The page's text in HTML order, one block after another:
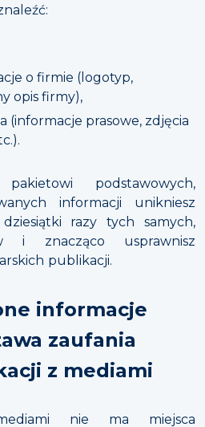
o firmie (logotyp,
opis firmy),
(informacje prasowe, zdjęcia
podstawowych,
informacji unikniesz
dziesiątki razy tych samych,
i znacząco usprawnisz
publikacji.
informacje
zaufania
z mediami
nie ma miejsca